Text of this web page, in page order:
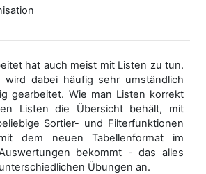
hat auch meist mit Listen zu tun.
dabei häufig sehr umständlich
gearbeitet. Wie man Listen korrekt
Listen die Übersicht behält, mit
Sortier- und Filterfunktionen
dem neuen Tabellenformat im
bekommt - das alles
Übungen an.